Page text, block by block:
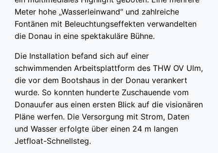
Meter hohe „Wasserleinwand“ und zahlreiche
Fontänen mit Beleuchtungseffekten verwandelten
die Donau in eine spektakuläre Bühne.
Die Installation befand sich auf einer
schwimmenden Arbeitsplattform des THW OV Ulm,
die vor dem Bootshaus in der Donau verankert
wurde. So konnten hunderte Zuschauende vom
Donauufer aus einen ersten Blick auf die visionären
Pläne werfen. Die Versorgung mit Strom, Daten
und Wasser erfolgte über einen 24 m langen
Jetfloat-Schnellsteg.